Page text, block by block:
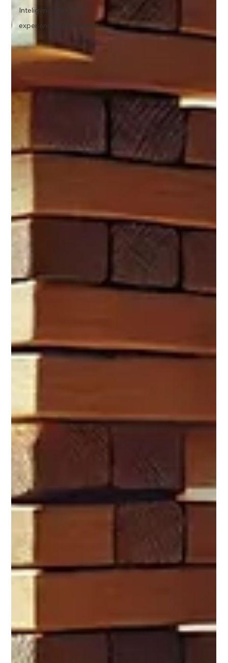
Inteligencia artificial
experiencias personales